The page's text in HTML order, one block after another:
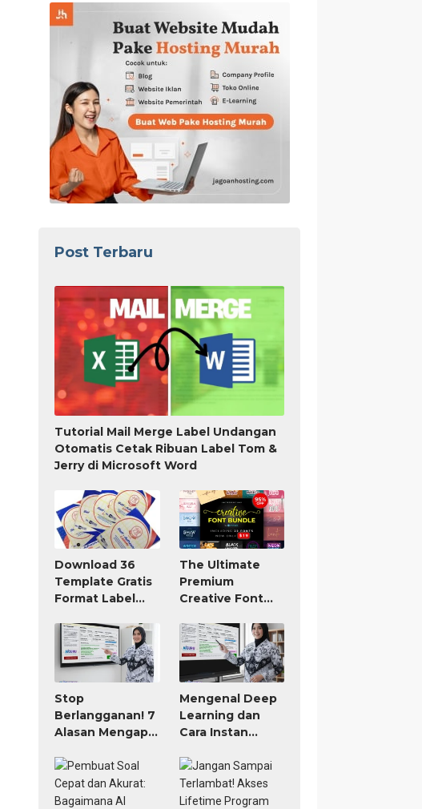
Post Terbaru
Tutorial Mail Merge Label Undangan
Otomatis Cetak Ribuan Label Tom &
Jerry di Microsoft Word
Download 36
Template Gratis
Format Label
Microsoft Word
The Ultimate
Premium
Creative Font
Stop
Berlangganan! 7
Alasan Mengapa
Tool AI untuk
Guru Paling
Worth It (Bayar
Mengenal Deep
Learning dan
Cara Instan
atau Modul Ajar